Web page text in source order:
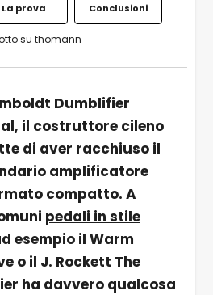
La prova Conclusioni
su thomann
Dumblifier
il costruttore cileno
di aver racchiuso il
amplificatore
compatto. A
pedali in stile
esempio il Warm
o il J. Rockett The
ha davvero qualcosa